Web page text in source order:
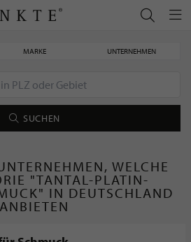
MARKE UNTERNEHMEN
SUCHEN
WELCHE
"TANTAL-PLATIN-
IN DEUTSCHLAND
ANBIETEN